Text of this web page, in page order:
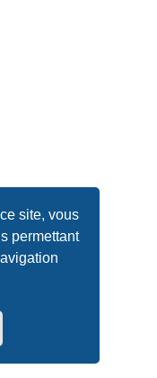
site, vous
permettant